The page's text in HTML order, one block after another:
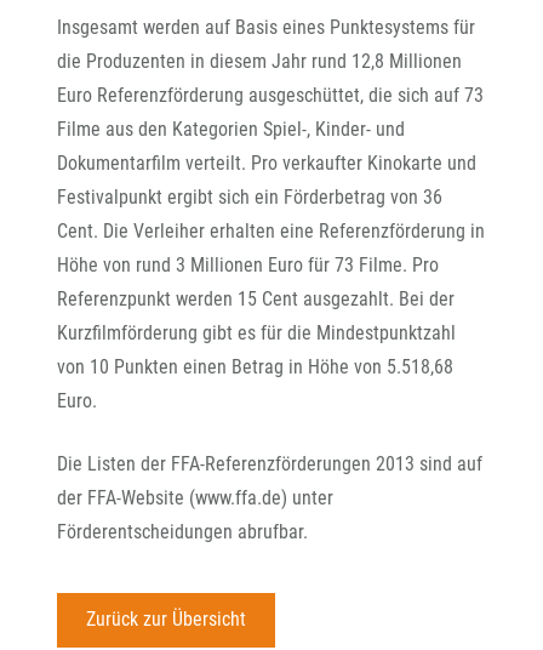
Insgesamt werden auf Basis eines Punktesystems für
die Produzenten in diesem Jahr rund 12,8 Millionen
Euro Referenzförderung ausgeschüttet, die sich auf 73
Filme aus den Kategorien Spiel-, Kinder- und
Dokumentarfilm verteilt. Pro verkaufter Kinokarte und
Festivalpunkt ergibt sich ein Förderbetrag von 36
Cent. Die Verleiher erhalten eine Referenzförderung in
Höhe von rund 3 Millionen Euro für 73 Filme. Pro
Referenzpunkt werden 15 Cent ausgezahlt. Bei der
Kurzfilmförderung gibt es für die Mindestpunktzahl
von 10 Punkten einen Betrag in Höhe von 5.518,68
Euro.
Die Listen der FFA-Referenzförderungen 2013 sind auf
der FFA-Website (www.ffa.de) unter
Förderentscheidungen abrufbar.
Zurück zur Übersicht